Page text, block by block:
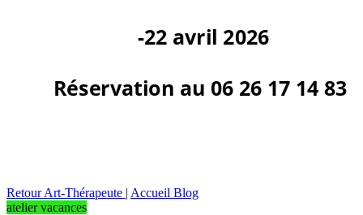
Retour Art-Thérapeute | Accueil Blog
atelier vacances